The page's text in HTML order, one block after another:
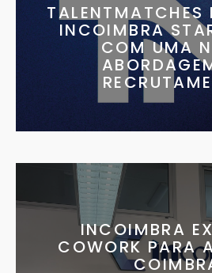
TALENTMATCHES
INCOIMBRA
COM UMA
INCOIMBRA
COWORK PARA